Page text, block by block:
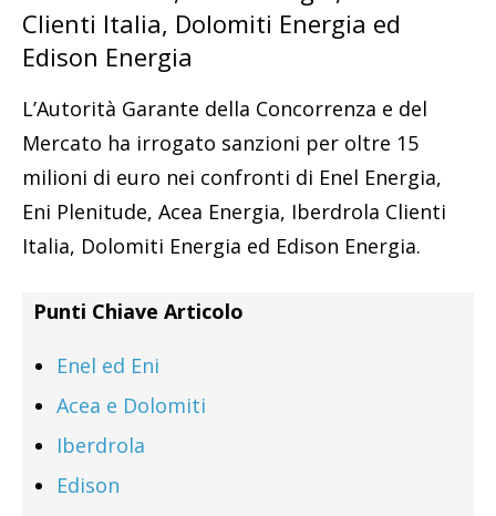
Clienti Italia, Dolomiti Energia ed
Edison Energia
L’Autorità Garante della Concorrenza e del
Mercato ha irrogato sanzioni per oltre 15
milioni di euro nei confronti di Enel Energia,
Eni Plenitude, Acea Energia, Iberdrola Clienti
Italia, Dolomiti Energia ed Edison Energia.
Punti Chiave Articolo
Enel ed Eni
Acea e Dolomiti
Iberdrola
Edison